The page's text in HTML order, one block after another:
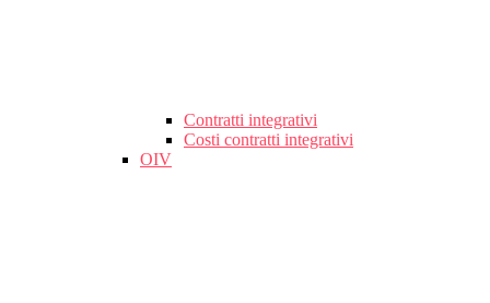
Contratti integrativi
Costi contratti integrativi
OIV